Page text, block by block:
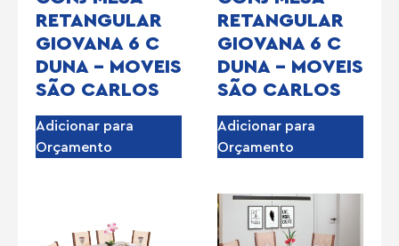
RETANGULAR
GIOVANA 6 C
DUNA – MOVEIS
SÃO CARLOS
Adicionar para
Orçamento
RETANGULAR
GIOVANA 6 C
DUNA – MOVEIS
SÃO CARLOS
Adicionar para
Orçamento